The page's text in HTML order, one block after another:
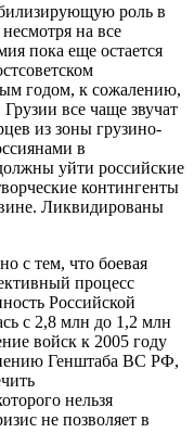
роль в
на все
пока еще остается
годом, к сожалению,
все чаще звучат
из зоны грузино-
в
уйти российские
контингенты
Ликвидированы
с тем, что боевая
процесс
Российской
с 2,8 млн до 1,2 млн
войск к 2005 году
Генштаба ВС РФ,
нельзя
не позволяет в